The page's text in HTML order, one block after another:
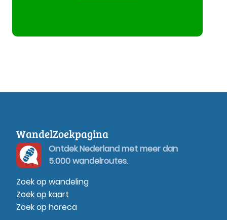
WandelZoekpagina
Ontdek Nederland met meer dan
5.000 wandelroutes.
Zoek op wandeling
Zoek op kaart
Zoek op horeca